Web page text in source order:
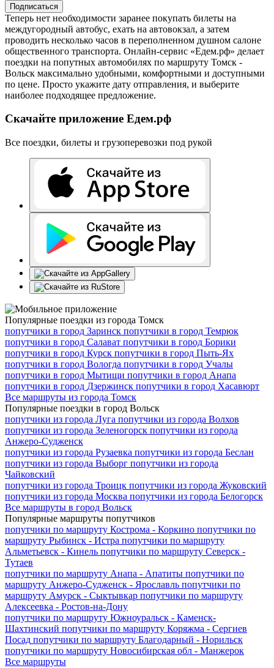
Подписаться
Теперь нет необходимости заранее покупать билеты на
междугородный автобус, ехать на автовокзал, а затем
проводить несколько часов в переполненном душном салоне
общественного транспорта. Онлайн-сервис «Едем.рф» делает
поездки на попутных автомобилях по маршруту Томск -
Вольск максимально удобными, комфортными и доступными
по цене. Просто укажите дату отправления, и выберите
наиболее подходящее предложение.
Скачайте приложение Едем.рф
Все поездки, билеты и грузоперевозки под рукой
Популярные поездки из города Томск
попутчики в город Заринск попутчики в город Темрюк
попутчики в город Салават попутчики в город Борики
попутчики в город Курск попутчики в город Пыть-Ях
попутчики в город Вологда попутчики в город Учалы
попутчики в город Мытищи попутчики в город Анапа
попутчики в город Дзержинск попутчики в город Хасавюрт
Все маршруты из города Томск
Популярные поездки в город Вольск
попутчики из города Луга попутчики из города Волхов
попутчики из города Зеленогорск попутчики из города
Анжеро-Судженск
попутчики из города Рузаевка попутчики из города Беслан
попутчики из города Выборг попутчики из города
Чайковский
попутчики из города Троицк попутчики из города Жуковский
попутчики из города Москва попутчики из города Белогорск
Все маршруты в город Вольск
Популярные маршруты попутчиков
попутчики по маршруту Кострома - Коркино попутчики по
маршруту Рыбинск - Истра попутчики по маршруту
Альметьевск - Кинель попутчики по маршруту Северск -
Тутаев
попутчики по маршруту Анапа - Апатиты попутчики по
маршруту Анжеро-Судженск - Ярославль попутчики по
маршруту Амурск - Сыктывкар попутчики по маршруту
Алексеевка - Ростов-на-Дону
попутчики по маршруту Южноуральск - Каменск-
Шахтинский попутчики по маршруту Коряжма - Сергиев
Посад попутчики по маршруту Благодарный - Норильск
попутчики по маршруту Новосибирская обл - Манжерок
Все маршруты